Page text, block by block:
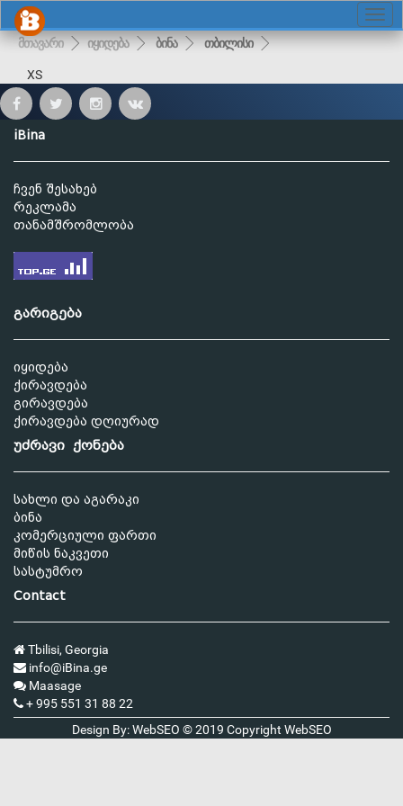
მთავარი იყიდება ბინა თბილისი
XS
iBina
ჩვენ შესახებ
რეკლამა
თანამშრომლობა
გარიგება
იყიდება
ქირავდება
გირავდება
ქირავდება დღიურად
უძრავი ქონება
სახლი და აგარაკი
ბინა
კომერციული ფართი
მიწის ნაკვეთი
სასტუმრო
Contact
Tbilisi, Georgia
info@iBina.ge
Maasage
+ 995 551 31 88 22
Design By: WebSEO © 2019 Copyright WebSEO